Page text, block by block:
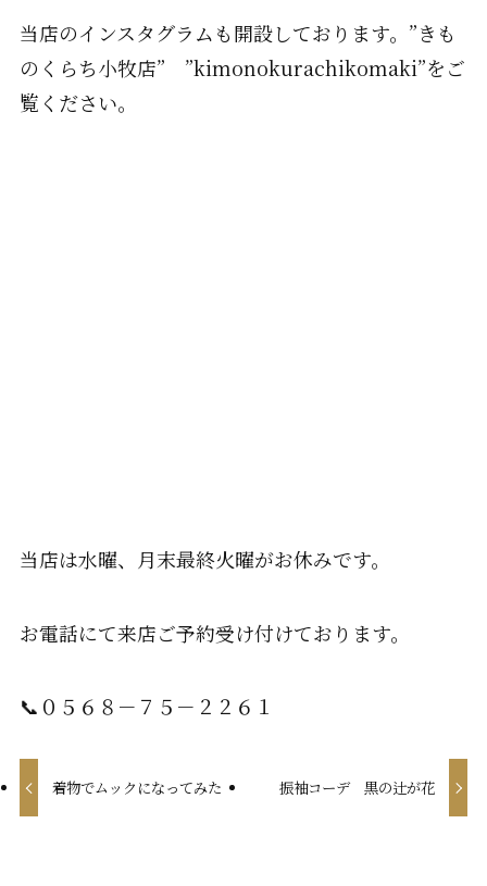
当店のインスタグラムも開設しております。”きも
のくらち小牧店” ”kimonokurachikomaki”をご
覧ください。
当店は水曜、月末最終火曜がお休みです。
お電話にて来店ご予約受け付けております。
📞０５６８－７５－２２６１
着物でムックになってみた 振袖コーデ 黒の辻が花